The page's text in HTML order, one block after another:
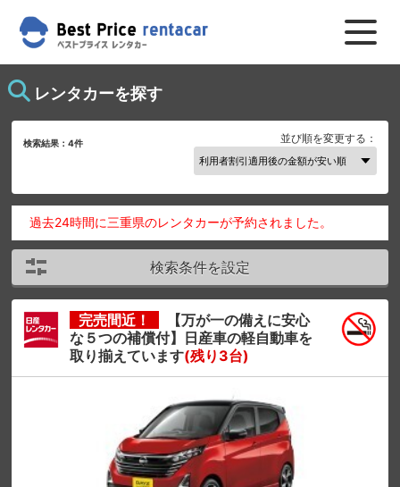
レンタカーを探す
検索結果：4件 並び順を変更する：
過去24時間に三重県のレンタカーが予約されました。
検索条件を設定
完売間近！
【万が一の備えに安心
な５つの補償付】日産車の軽自動車を
取り揃えています(残り3台)